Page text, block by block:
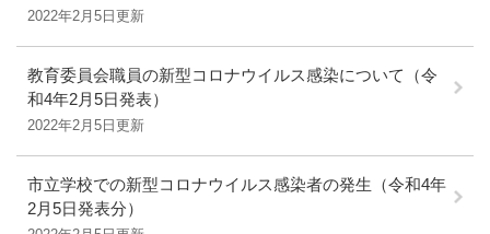
2022年2月5日更新
教育委員会職員の新型コロナウイルス感染について（令
和4年2月5日発表）
2022年2月5日更新
市立学校での新型コロナウイルス感染者の発生（令和4年
2月5日発表分）